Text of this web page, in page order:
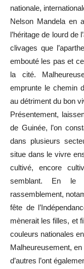
nationale,
Nelson Mandela en
l’héritage de lourd de
clivages que
embouté les pas et
la cité.
emprunte le chemin
au détriment du bon
Présentement,
de Guinée, l’on
dans plusieurs
situe dans le vivre
cultivé, encore
semblant. En le
rassemblement,
fête de
mènerait les filles, et
couleurs nationales
Malheureusement, en
d’autres l’ont